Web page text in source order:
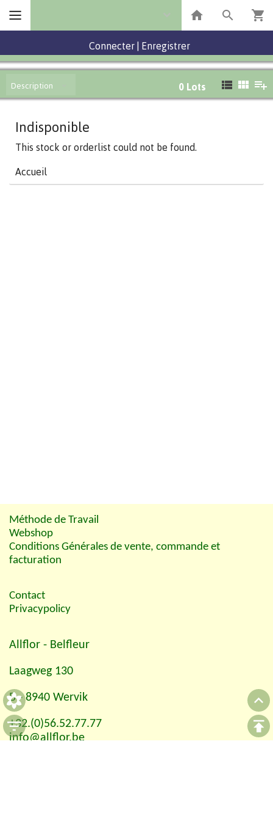
Connecter Enregistrer
Description 0 Lots
Indisponible
This stock or orderlist could not be found.
Accueil
Méthode de Travail
Webshop
Conditions Générales de vente, commande et
facturation
Contact
Privacypolicy
Allflor - Belfleur
Laagweg 130
B - 8940 Wervik
+32.(0)56.52.77.77
info@allflor.be